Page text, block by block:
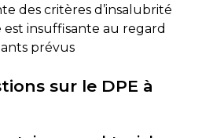
des critères d’insalubrité
est insuffisante au regard
prévus
sur le DPE à